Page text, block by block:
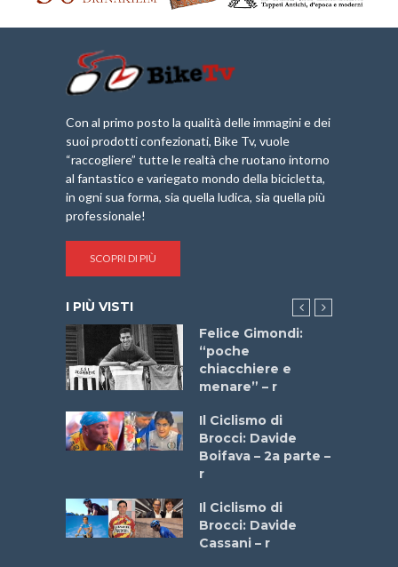
Con al primo posto la qualità delle immagini e dei
suoi prodotti confezionati, Bike Tv, vuole
“raccogliere” tutte le realtà che ruotano intorno
al fantastico e variegato mondo della bicicletta,
in ogni sua forma, sia quella ludica, sia quella più
professionale!
SCOPRI DI PIÙ
I PIÙ VISTI
Felice Gimondi:
“poche
chiacchiere e
menare” – r
Il Ciclismo di
Brocci: Davide
Boifava – 2a parte –
r
Il Ciclismo di
Brocci: Davide
Cassani – r